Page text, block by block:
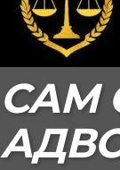
САМ